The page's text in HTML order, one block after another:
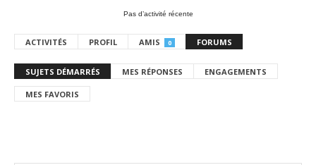
Pas d’activité récente
ACTIVITÉS PROFIL AMIS 0 FORUMS
SUJETS DÉMARRÉS MES RÉPONSES ENGAGEMENTS
MES FAVORIS